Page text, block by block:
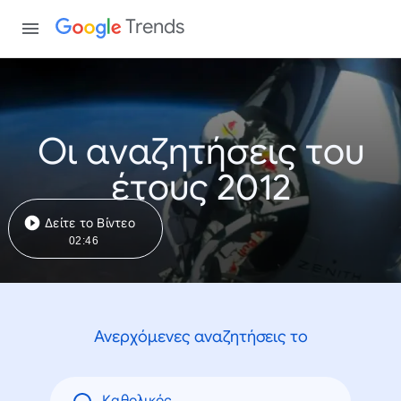
Trends
Οι αναζητήσεις του
έτους 2012
Δείτε το Βίντεο
02:46
Ανερχόμενες αναζητήσεις το